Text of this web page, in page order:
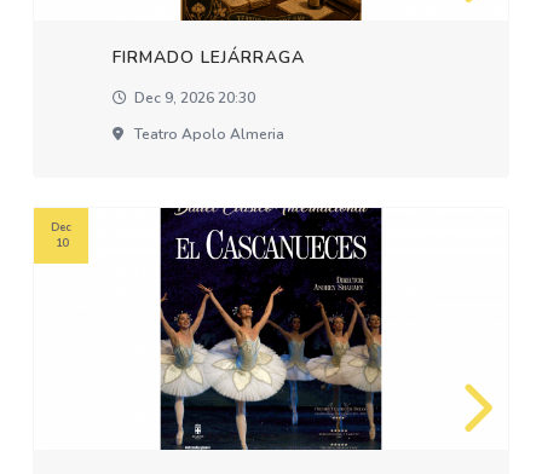
FIRMADO LEJÁRRAGA
Dec 9, 2026 20:30
Teatro Apolo Almeria
Dec
10